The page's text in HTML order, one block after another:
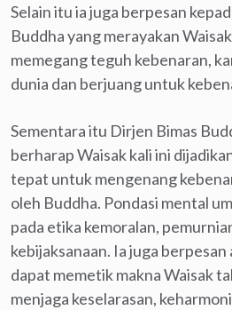
Selain itu ia juga berpesan
Buddha yang merayakan
memegang teguh kebenaran,
dunia dan berjuang untuk
Sementara itu Dirjen Bimas
berharap Waisak kali ini
tepat untuk mengenang
oleh Buddha. Pondasi mental
pada etika kemoralan,
kebijaksanaan. Ia juga
dapat memetik makna Waisak
menjaga keselarasan,